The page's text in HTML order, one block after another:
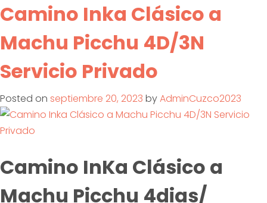
Camino Inka Clásico a
Machu Picchu 4D/3N
Servicio Privado
Posted on septiembre 20, 2023 byAdminCuzco2023
Camino InKa Clásico a
Machu Picchu 4dias/